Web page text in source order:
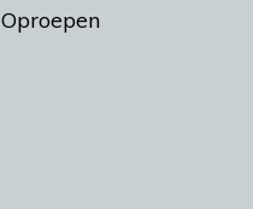
Oproepen